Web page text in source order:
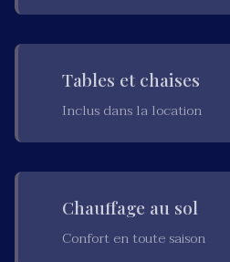
Tables et chaises
Inclus dans la location
Chauffage au sol
Confort en toute saison